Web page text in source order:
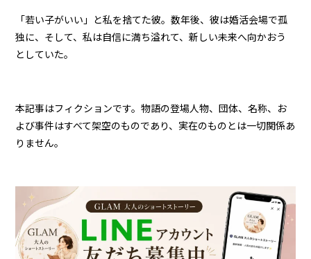
「若い子がいい」と私を捨てた彼。数年後、彼は婚活会場で孤
独に、そして、私は自信に満ち溢れて、新しい未来へ向かおう
としていた。
本記事はフィクションです。物語の登場人物、団体、名称、お
よび事件はすべて架空のものであり、実在のものとは一切関係あ
りません。